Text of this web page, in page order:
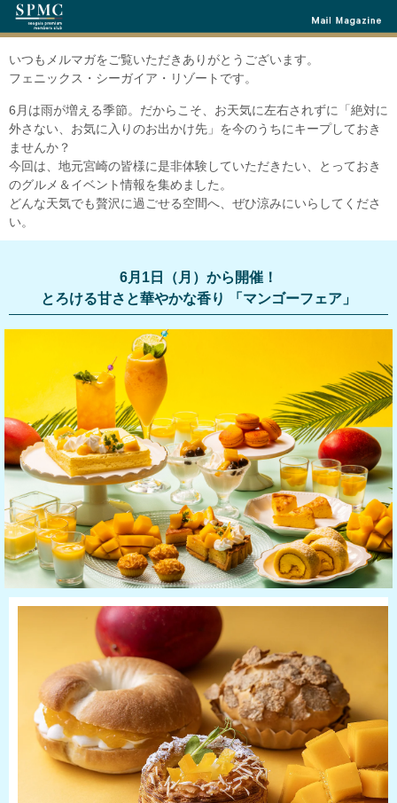
いつもメルマガをご覧いただきありがとうございます。
フェニックス・シーガイア・リゾートです。
6月は雨が増える季節。だからこそ、お天気に左右されずに「絶対に
外さない、お気に入りのお出かけ先」を今のうちにキープしておき
ませんか？
今回は、地元宮崎の皆様に是非体験していただきたい、とっておき
のグルメ＆イベント情報を集めました。
どんな天気でも贅沢に過ごせる空間へ、ぜひ涼みにいらしてくださ
い。
6月1日（月）から開催！
とろける甘さと華やかな香り 「マンゴーフェア」